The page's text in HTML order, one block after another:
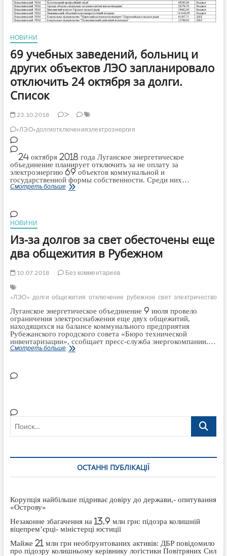
НОВИНИ
69 учебных заведений, больниц и
других объектов ЛЭО запланировало
отключить 24 октября за долги.
Список
23.10.2018 >
«ЛЭО»долгиотключенияэлектроэнергия
24 октября 2018 года Луганское энергетическое
объединение планирует отключить за не оплату за
электроэнергию 69 объектов коммунальной и
государственной формы собственности. Среди них…
Смотреть больше69
учебных
24
октября
за
долги.
НОВИНИ
Из-за долгов за свет обесточены еще
два общежития в Рубежном
10.07.2018 Без комментариев
«ЛЭО» долги общежития отключение рубежное свет электричество
Луганское энергетическое объединение 9 июля провело
ограничения электроснабжения еще двух общежитий,
находящихся на балансе коммунального предприятия
Рубежанского городского совета «Бюро технической
инвентаризации», ссобщает пресс-служба энергокомпании.…
Смотреть большеИз-
за
ОСТАННІ ПУБЛІКАЦІЇ
Корупція найбільше підриває довіру до держави,- опитування
«Острову»
Незаконне збагачення на 13,9 млн грн: підозра колишній
віцепрем’єрці- міністерці юстиції
Майже 21 млн грн необґрунтованих активів: ДБР повідомило
про підозру колишньому керівнику логістики Повітряних Сил